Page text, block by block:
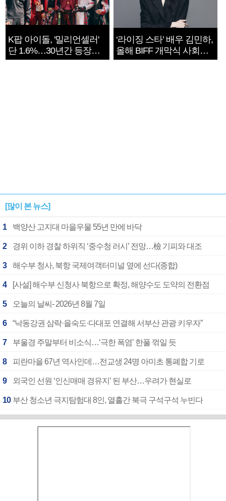
K팝 아이돌, '밀리언셀러'
단 1.6%…30년간 등장
1182개팀 전수조사
‘라이징 스타’ 배우 김민하,
올해 BIFF 개막식 사회자
확정
[많이 본 뉴스]
1 백양산 고지대 마을우물 55년 만에 바닥
2 경위 이하 경찰 하위직 ‘중수청 러시’ 전망…檢 기피와 대조
3 해수부 청사, 북항 국제여객터미널 옆에 선다(종합)
4 [사설] 해수부 신청사 북항으로 확정, 해양수도 도약의 전환점
5 오늘의 날씨- 2026년 8월 7일
6 “낙동강권 삼락·을숙도·다대포 연결해 서부산 관광 키우자”
7 부울경 주말부터 비소식…‘극한 폭염’ 한풀 꺾일 듯
8 피란마을 67년 역사인데…전교생 24명 아미초 통폐합 기로
9 외국인 선원 ‘인신매매 경유지’ 된 부산…우려가 현실로
10 부산 청소년 극지탐험대 8인, 열흘간 북극 구석구석 누빈다